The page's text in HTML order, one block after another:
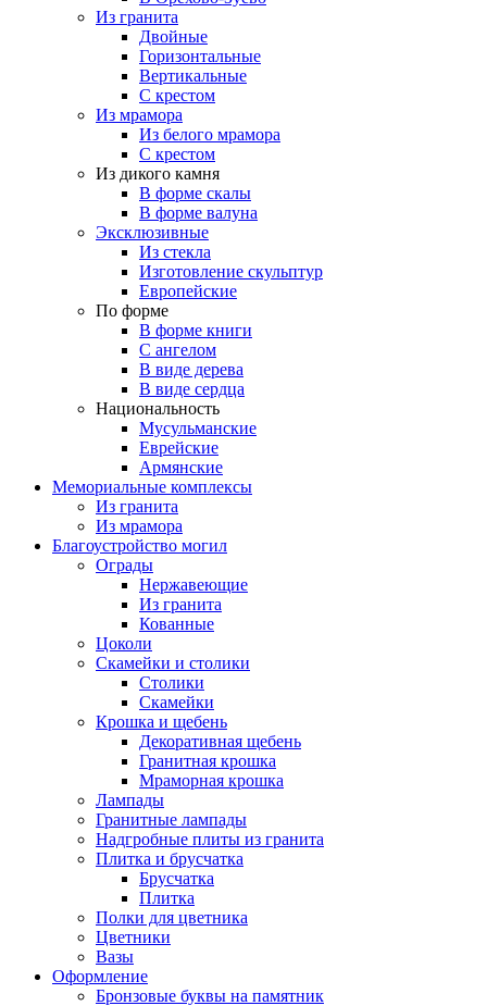
Из гранита
Двойные
Горизонтальные
Вертикальные
С крестом
Из мрамора
Из белого мрамора
С крестом
Из дикого камня
В форме скалы
В форме валуна
Эксклюзивные
Из стекла
Изготовление скульптур
Европейские
По форме
В форме книги
С ангелом
В виде дерева
В виде сердца
Национальность
Мусульманские
Еврейские
Армянские
Мемориальные комплексы
Из гранита
Из мрамора
Благоустройство могил
Ограды
Нержавеющие
Из гранита
Кованные
Цоколи
Скамейки и столики
Столики
Скамейки
Крошка и щебень
Декоративная щебень
Гранитная крошка
Мраморная крошка
Лампады
Гранитные лампады
Надгробные плиты из гранита
Плитка и брусчатка
Брусчатка
Плитка
Полки для цветника
Цветники
Вазы
Оформление
Бронзовые буквы на памятник